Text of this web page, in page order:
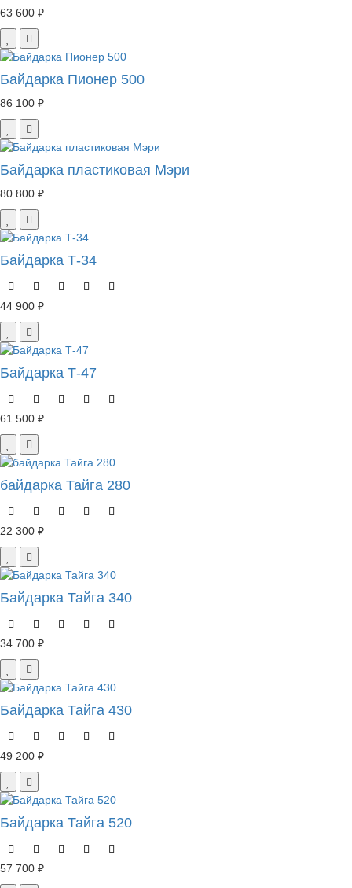
63 600 ₽
Байдарка Пионер 500
86 100 ₽
Байдарка пластиковая Мэри
80 800 ₽
Байдарка Т-34
44 900 ₽
Байдарка Т-47
61 500 ₽
байдарка Тайга 280
22 300 ₽
Байдарка Тайга 340
34 700 ₽
Байдарка Тайга 430
49 200 ₽
Байдарка Тайга 520
57 700 ₽